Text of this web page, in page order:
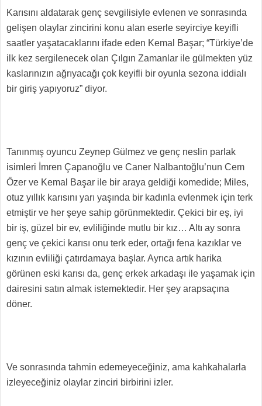
Karısını aldatarak genç sevgilisiyle evlenen ve sonrasında
gelişen olaylar zincirini konu alan eserle seyirciye keyifli
saatler yaşatacaklarını ifade eden Kemal Başar; “Türkiye’de
ilk kez sergilenecek olan Çılgın Zamanlar ile gülmekten yüz
kaslarınızın ağrıyacağı çok keyifli bir oyunla sezona iddialı
bir giriş yapıyoruz” diyor.
Tanınmış oyuncu Zeynep Gülmez ve genç neslin parlak
isimleri İmren Çapanoğlu ve Caner Nalbantoğlu’nun Cem
Özer ve Kemal Başar ile bir araya geldiği komedide; Miles,
otuz yıllık karısını yarı yaşında bir kadınla evlenmek için terk
etmiştir ve her şeye sahip görünmektedir. Çekici bir eş, iyi
bir iş, güzel bir ev, evliliğinde mutlu bir kız… Altı ay sonra
genç ve çekici karısı onu terk eder, ortağı fena kazıklar ve
kızının evliliği çatırdamaya başlar. Ayrıca artık harika
görünen eski karısı da, genç erkek arkadaşı ile yaşamak için
dairesini satın almak istemektedir. Her şey arapsaçına
döner.
Ve sonrasında tahmin edemeyeceğiniz, ama kahkahalarla
izleyeceğiniz olaylar zinciri birbirini izler.